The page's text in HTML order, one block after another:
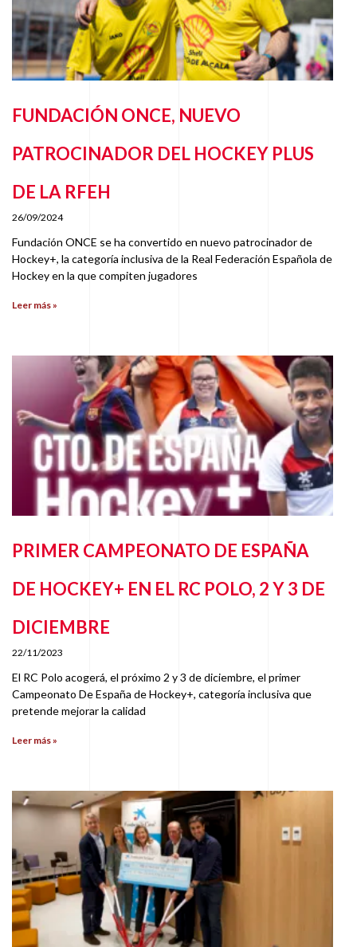
FUNDACIÓN ONCE, NUEVO
PATROCINADOR DEL HOCKEY PLUS
DE LA RFEH
26/09/2024
Fundación ONCE se ha convertido en nuevo patrocinador de
Hockey+, la categoría inclusiva de la Real Federación Española de
Hockey en la que compiten jugadores
Leer más »
PRIMER CAMPEONATO DE ESPAÑA
DE HOCKEY+ EN EL RC POLO, 2 Y 3 DE
DICIEMBRE
22/11/2023
El RC Polo acogerá, el próximo 2 y 3 de diciembre, el primer
Campeonato De España de Hockey+, categoría inclusiva que
pretende mejorar la calidad
Leer más »